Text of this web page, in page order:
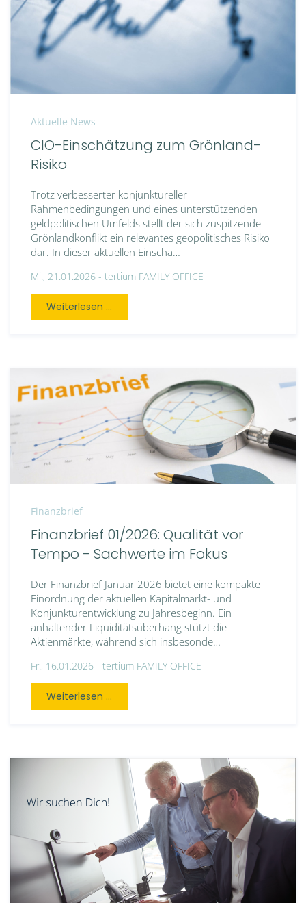
Aktuelle News
CIO-Einschätzung zum Grönland-
Risiko
Trotz verbesserter konjunktureller
Rahmenbedingungen und eines unterstützenden
geldpolitischen Umfelds stellt der sich zuspitzende
Grönlandkonflikt ein relevantes geopolitisches Risiko
dar. In dieser aktuellen Einschä…
Mi., 21.01.2026 - tertium FAMILY OFFICE
Weiterlesen ...
Finanzbrief
Finanzbrief 01/2026: Qualität vor
Tempo - Sachwerte im Fokus
Der Finanzbrief Januar 2026 bietet eine kompakte
Einordnung der aktuellen Kapitalmarkt- und
Konjunkturentwicklung zu Jahresbeginn. Ein
anhaltender Liquiditätsüberhang stützt die
Aktienmärkte, während sich insbesonde…
Fr., 16.01.2026 - tertium FAMILY OFFICE
Weiterlesen ...